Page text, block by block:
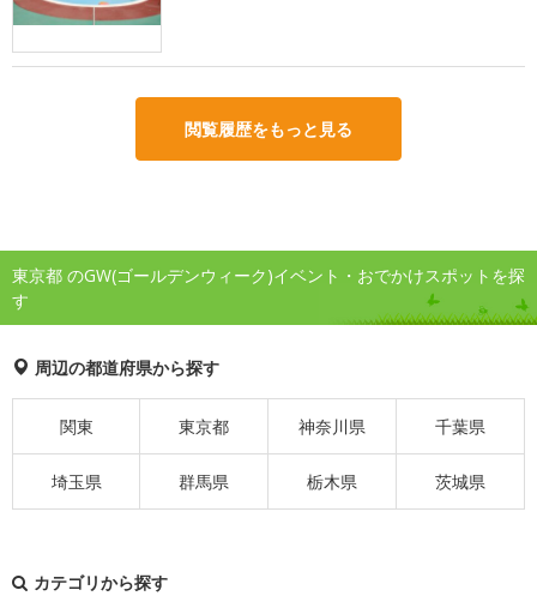
閲覧履歴をもっと見る
東京都 のGW(ゴールデンウィーク)イベント・おでかけスポットを探
す
周辺の都道府県から探す
関東 東京都 神奈川県 千葉県
埼玉県 群馬県 栃木県 茨城県
カテゴリから探す